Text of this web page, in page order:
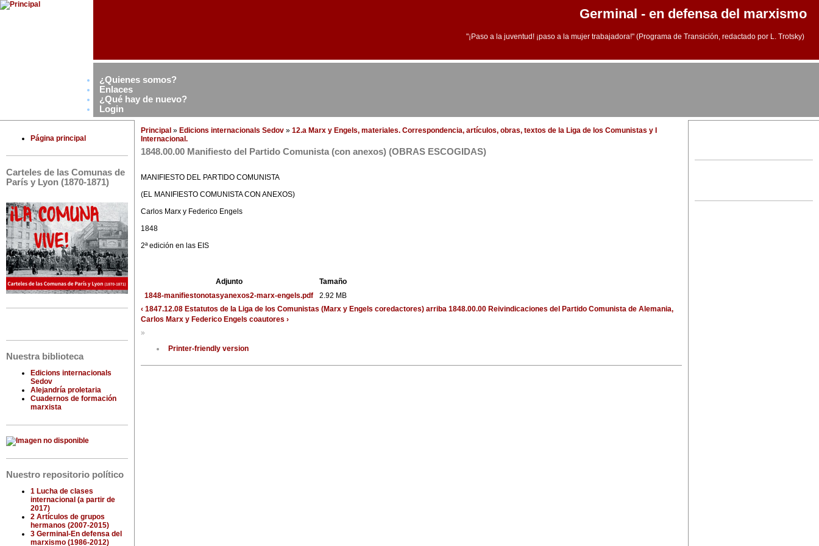
Germinal - en defensa del marxismo
"¡Paso a la juventud! ¡paso a la mujer trabajadora!" (Programa de Transición, redactado por L. Trotsky)
¿Quienes somos?
Enlaces
¿Qué hay de nuevo?
Login
Página principal
Carteles de las Comunas de
París y Lyon (1870-1871)
Nuestra biblioteca
Edicions internacionals
Sedov
Alejandría proletaria
Cuadernos de formación
marxista
Nuestro repositorio político
1 Lucha de clases
internacional (a partir de
2017)
2 Artículos de grupos
hermanos (2007-2015)
3 Germinal-En defensa del
marxismo (1986-2012)
Principal » Edicions internacionals Sedov » 12.a Marx y Engels, materiales. Correspondencia, artículos, obras, textos de la Liga de los Comunistas y I
Internacional.
1848.00.00 Manifiesto del Partido Comunista (con anexos) (OBRAS ESCOGIDAS)
MANIFIESTO DEL PARTIDO COMUNISTA
(EL MANIFIESTO COMUNISTA CON ANEXOS)
Carlos Marx y Federico Engels
1848
2ª edición en las EIS
Adjunto
Tamaño
1848-manifiestonotasyanexos2-marx-engels.pdf
2.92 MB
‹ 1847.12.08 Estatutos de la Liga de los Comunistas (Marx y Engels coredactores) arriba 1848.00.00 Reivindicaciones del Partido Comunista de Alemania,
Carlos Marx y Federico Engels coautores ›
»
Printer-friendly version